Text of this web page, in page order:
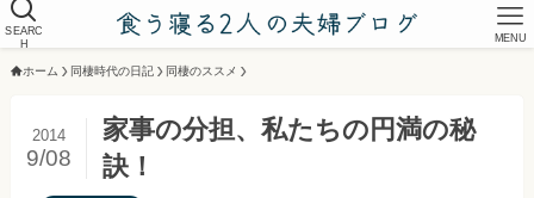
SEARC
H
MENU
ホーム 同棲時代の日記 同棲のススメ
家事の分担、私たちの円満の秘
訣！
2014
9/08